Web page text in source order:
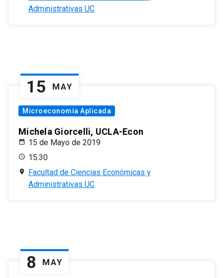
Administrativas UC
15 MAY
Microeconomía Aplicada
Michela Giorcelli, UCLA-Econ
15 de Mayo de 2019
15:30
Facultad de Ciencias Económicas y
Administrativas UC
8 MAY